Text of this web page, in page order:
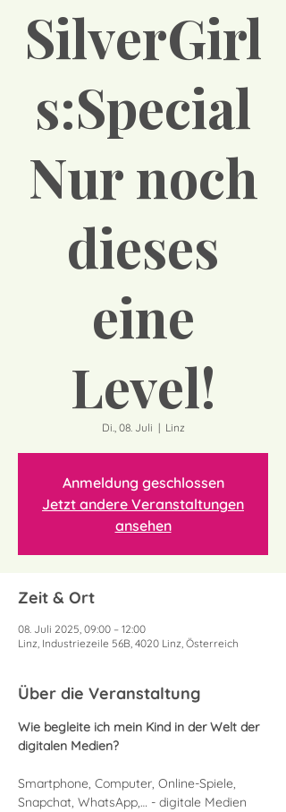
SilverGirl
s:Special
Nur noch
dieses
eine
Level!
Di., 08. Juli
  |
Linz
Anmeldung geschlossen
Jetzt andere Veranstaltungen
ansehen
Zeit & Ort
08. Juli 2025, 09:00 – 12:00
Linz, Industriezeile 56B, 4020 Linz, Österreich
Über die Veranstaltung
Wie begleite ich mein Kind in der Welt der
digitalen Medien?
Smartphone, Computer, Online-Spiele,
Snapchat, WhatsApp,… - digitale Medien